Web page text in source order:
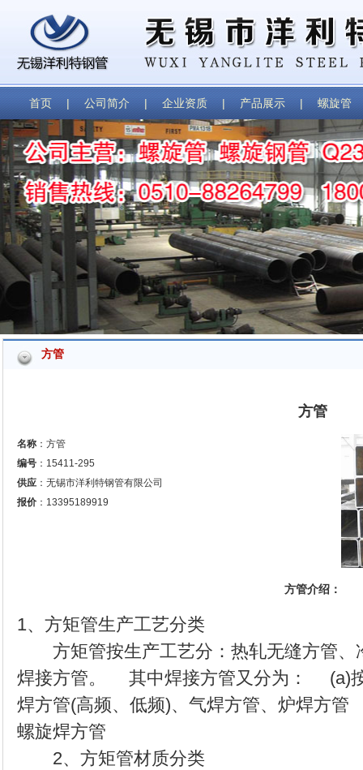
首页 | 公司简介 | 企业资质 | 产品展示 | 螺旋管
方管
方管
名称：方管
编号：15411-295
供应：无锡市洋利特钢管有限公司
报价：13395189919
方管介绍：
1、方矩管生产工艺分类
方矩管按生产工艺分：热轧无缝方管、
焊接方管。 其中焊接方管又分为： (a)
焊方管(高频、低频)、气焊方管、炉焊方
螺旋焊方管
2、方矩管材质分类